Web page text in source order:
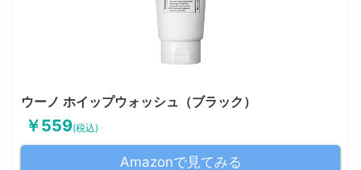
ウーノ ホイップウォッシュ（ブラック）
￥559(税込)
Amazonで見てみる